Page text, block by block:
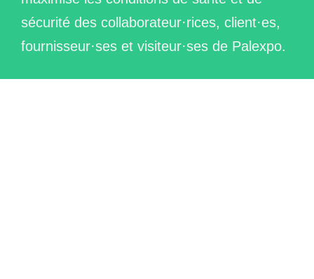
sécurité des collaborateur·rices, client·es,
fournisseur·ses et visiteur·ses de Palexpo.